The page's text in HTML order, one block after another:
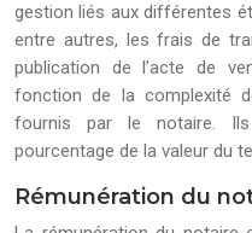
gestion liés aux différentes
entre autres, les frais de
publication de l’acte de
fonction de la complexité
fournis par le notaire. Ils
pourcentage de la valeur du
Rémunération du